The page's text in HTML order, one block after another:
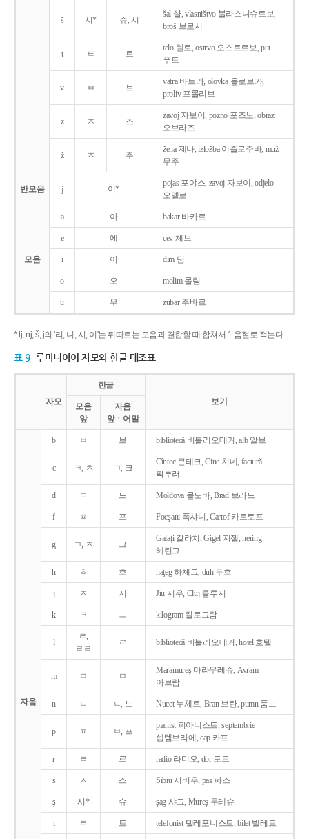
š 시* 슈, 시
šal 샬, vlasništvo 블라스니슈트보,
broš 브로시
t ㅌ 트
telo 텔로, ostrvo 오스트르보, put
푸트
v ㅂ 브
vatra 바트라, olovka 올로브카,
proliv 프롤리브
z ㅈ 즈
zavoj 자보이, pozno 포즈노, obraz
오브라즈
ž ㅈ 주
žena 제나, izložba 이즐로주바, muž
무주
반모음 j 이*
pojas 포야스, zavoj 자보이, odjelo
오델로
모음
a 아 bakar 바카르
e 에 cev 체브
i 이 dim 딤
o 오 molim 몰림
u 우 zubar 주바르
* lj, nj, š, j의 '리, 니, 시, 이'는 뒤따르는 모음과 결합할 때 합쳐서 1 음절로 적는다.
표 9 루마니아어 자모와 한글 대조표
자모
한글
보기
모음
앞
자음
앞ㆍ어말
자음
b ㅂ 브 bibliotecǎ 비블리오테커, alb 알브
c ㅋ, ㅊ ㄱ, 크
Cîntec 큰테크, Cine 치네, facturǎ
팍투러
d ㄷ 드 Moldova 몰도바, Brad 브라드
f ㅍ 프 Focşani 폭샤니, Cartof 카르토프
g ㄱ, ㅈ 그
Galaţi 갈라치, Gigel 지젤, hering
헤린그
h ㅎ 흐 haţeg 하체그, duh 두흐
j ㅈ 지 Jiu 지우, Cluj 클루지
k ㅋ ㅡ kilogram 킬로그람
l
ㄹ,
ㄹㄹ
ㄹ bibliotecǎ 비블리오테커, hotel 호텔
m ㅁ ㅁ
Maramureş 마라무레슈, Avram
아브람
n ㄴ ㄴ, 느 Nucet 누체트, Bran 브란, pumn 품느
p ㅍ ㅂ, 프
pianist 피아니스트, septembrie
셉템브리에, cap 카프
r ㄹ 르 radio 라디오, dor 도르
s ㅅ 스 Sibiu 시비우, pas 파스
ş 시* 슈 şag 샤그, Mureş 무레슈
t ㅌ 트 telefonist 텔레포니스트, bilet 빌레트